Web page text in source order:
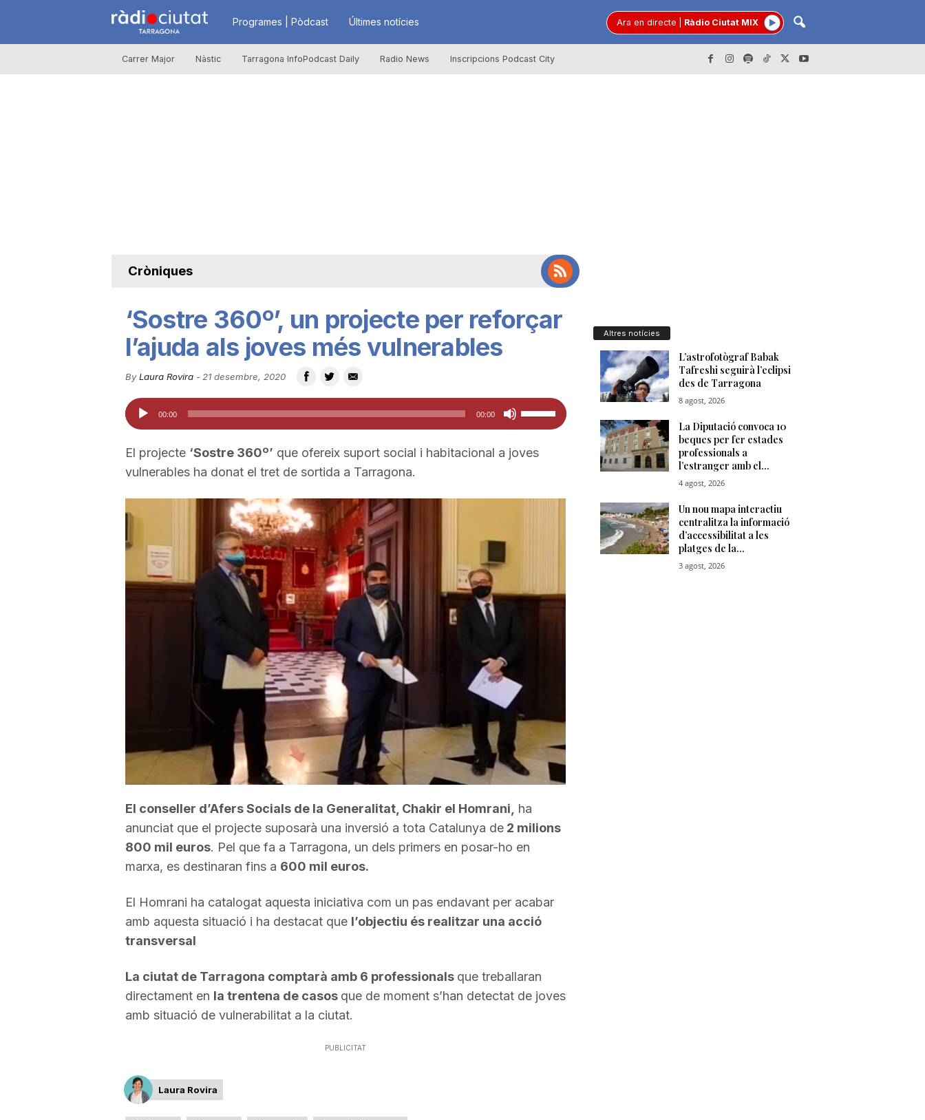
R
à
u
t
a
g
n
Programes | Pòdcast Últimes notícies Ara en directe Ràdio Ciutat MIX
Carrer Major Nàstic Tarragona InfoPodcast Daily Radio News Inscripcions Podcast City
Cròniques
‘Sostre 360º’, un projecte per reforçar
l’ajuda als joves més vulnerables
By Laura Rovira- 21 desembre, 2020
Reproductor
d'àudio
00:00 00:00
Feu
servir
les
a
El projecte ‘Sostre 360º’ que ofereix suport social i habitacional a joves
vulnerables ha donat el tret de sortida a Tarragona.
El conseller d’Afers Socials de la Generalitat, Chakir el Homrani,
ha
anunciat que el projecte suposarà una inversió a tota Catalunya de2 milions
800 mil euros. Pel que fa a Tarragona, un dels primers en posar-ho en
marxa, es destinaran fins a 600 mil euros.
El Homrani ha catalogat aquesta iniciativa com un pas endavant per acabar
amb aquesta situació i ha destacat que l’objectiu és realitzar una acció
transversal
La ciutat de Tarragona comptarà amb 6 professionals que treballaran
directament en la trentena de casos que de moment s’han detectat de joves
amb situació de vulnerabilitat a la ciutat.
PUBLICITAT
Laura Rovira
Altres notícies